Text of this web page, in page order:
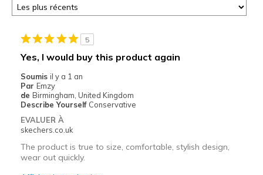
5
Yes, I would buy this product again
Soumis il y a 1 an
Par Emzy
de Birmingham, United Kingdom
Describe Yourself Conservative
EVALUER À
skechers.co.uk
The product is true to size, comfortable, stylish design,
wear out quickly.